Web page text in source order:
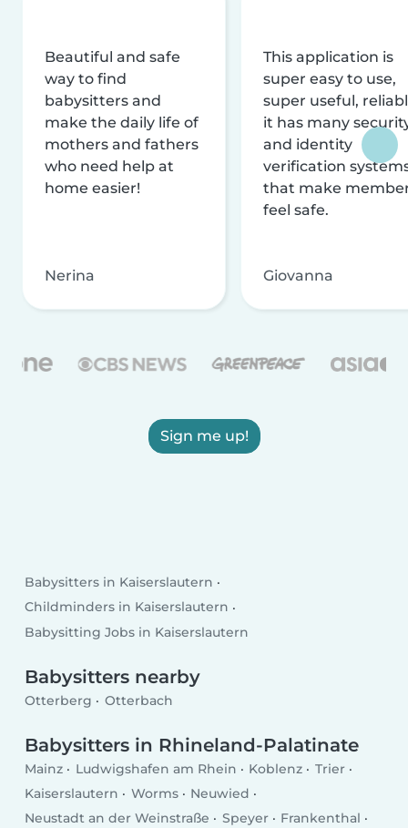
Beautiful and safe
way to find
babysitters and
make the daily life of
mothers and fathers
who need help at
home easier!
Nerina
This application is
super easy to use,
super useful,
it has many
and identity
verification
that make
feel safe.
Giovanna
Sign me up!
Babysitters in Kaiserslautern
Childminders in Kaiserslautern
Babysitting Jobs in Kaiserslautern
Babysitters nearby
Otterberg Otterbach
Babysitters in Rhineland-Palatinate
Mainz Ludwigshafen am Rhein Koblenz
Trier
Kaiserslautern
Worms
Neuwied
Neustadt an der Weinstraße
Speyer
Frankenthal